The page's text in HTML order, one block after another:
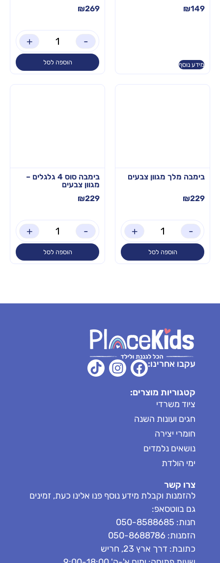
₪149
מידע נוסף
₪269
-
+
הוספה לסל
בימבה מלך מגוון צבעים
₪229
-
+
הוספה לסל
בימבה סוס 4 גלגלים –
מגוון צבעים
₪229
-
+
הוספה לסל
עקבו אחרינו:
קטגוריות מוצרים:
ציוד משרדי
חגים ועונות השנה
חומרי יצירה
נושאים נלמדים
ימי הולדת
צרו קשר
להזמנות וקבלת מידע נוסף פנו אלינו כעת, זמינים
גם בווטסאפ:
חנות: 050-8588685
הזמנות: 050-8688786
כתובת: דרך ארץ 23, חריש